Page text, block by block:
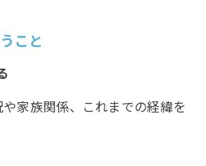
こと
家族関係、これまでの経緯を